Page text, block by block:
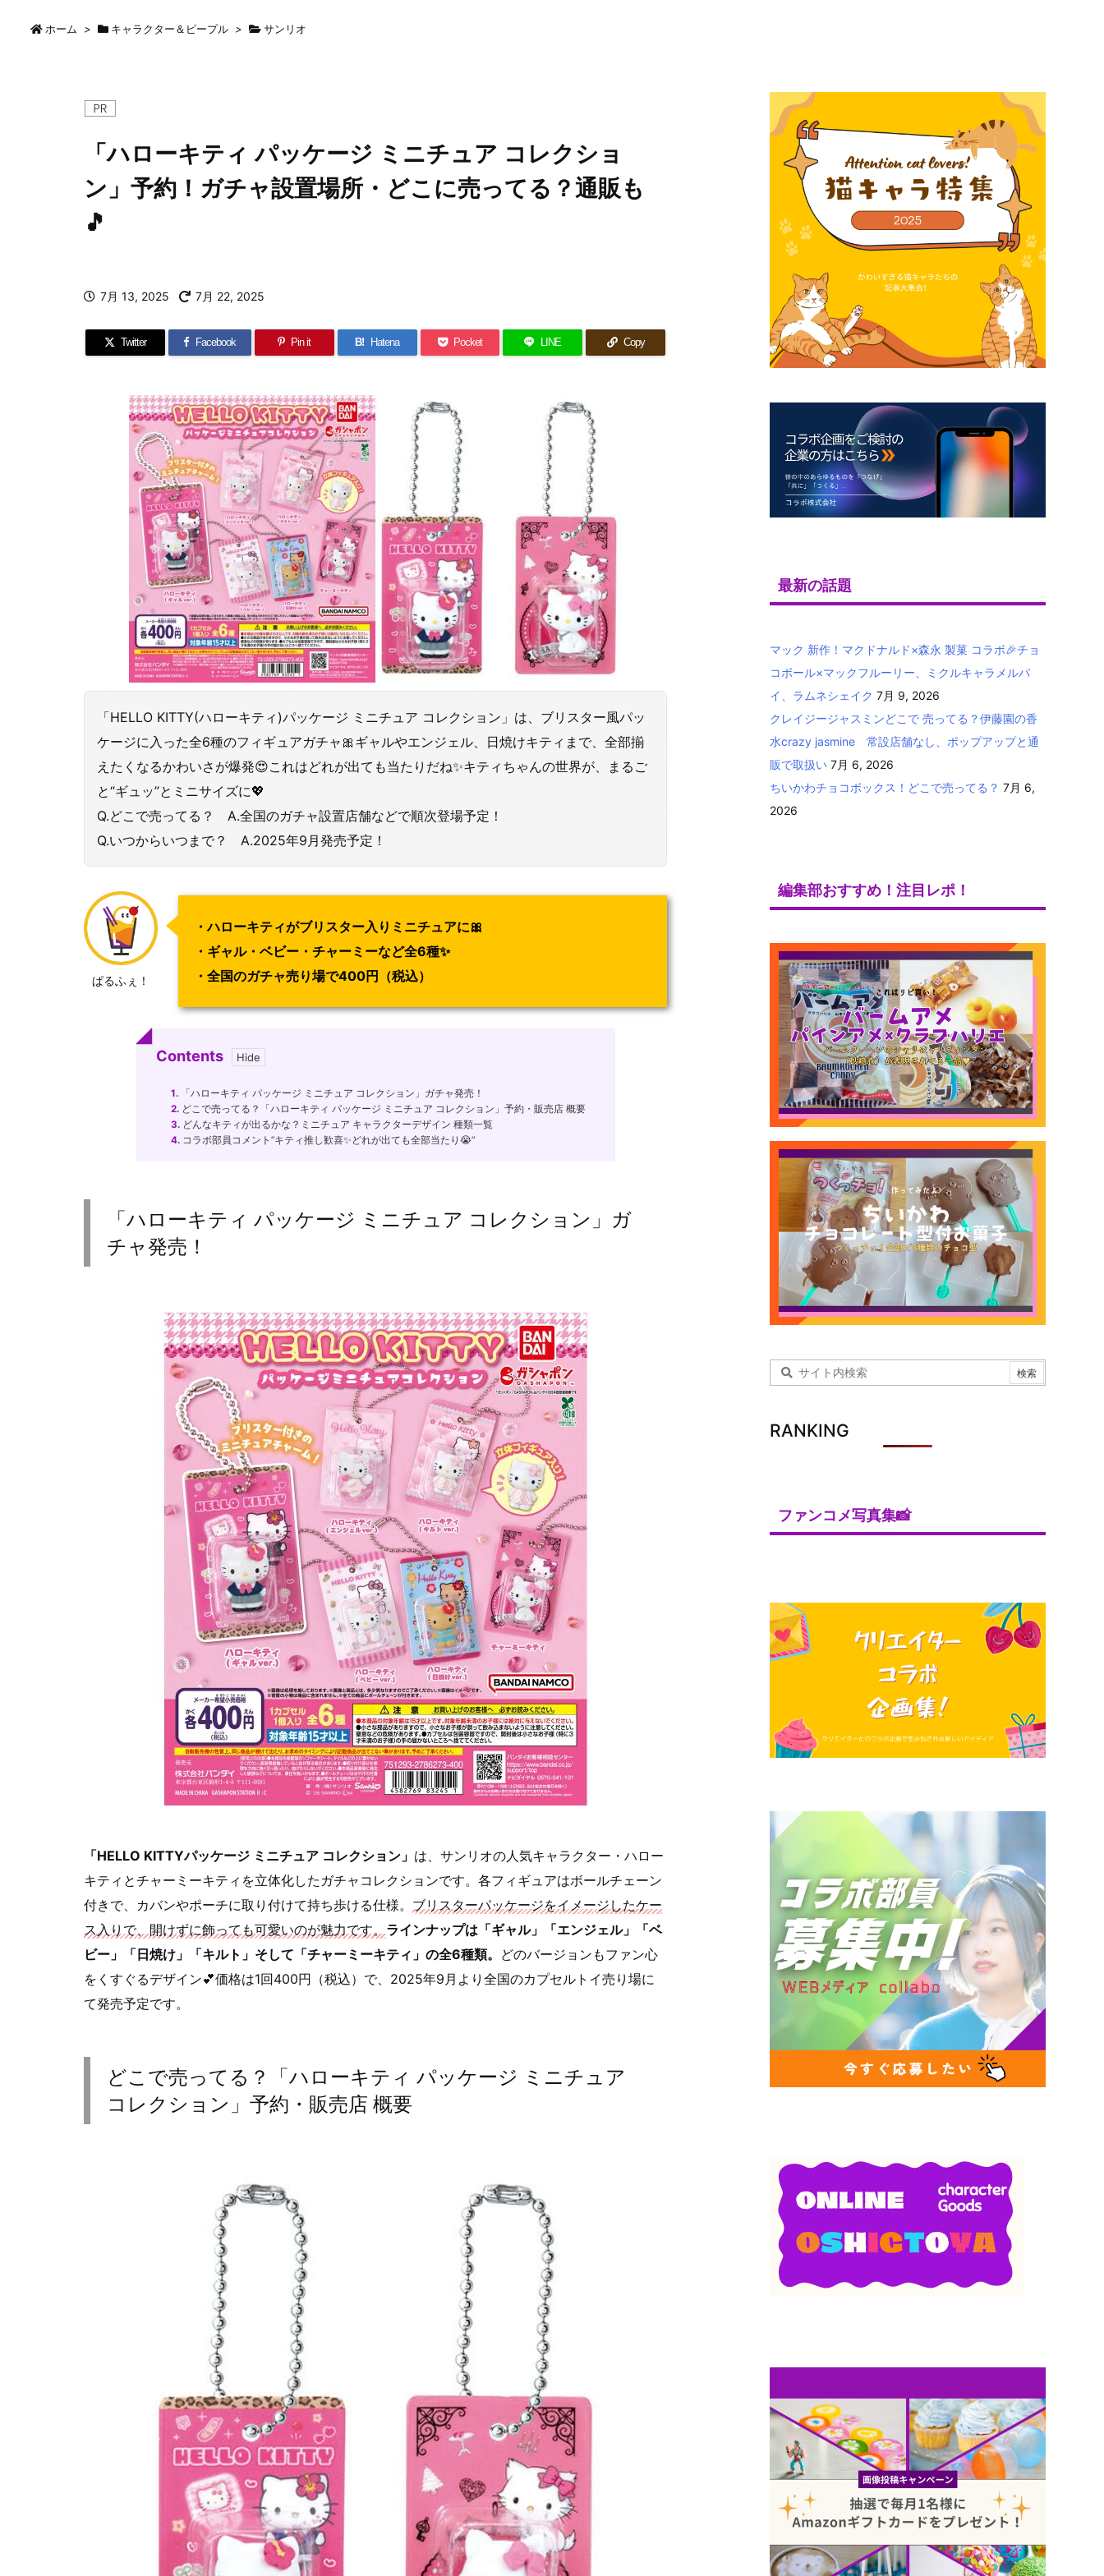
ホーム > キャラクター＆ピープル > サンリオ
「ハローキティ パッケージ ミニチュア コレクショ
ン」予約！ガチャ設置場所・どこに売ってる？通販も
🎵
7月 13, 2025 7月 22, 2025
Twitter Facebook Pin it B! Hatena Pocket LINE Copy
「HELLO KITTY(ハローキティ)パッケージ ミニチュア コレクション」は、ブリスター風パッ
ケージに入った全6種のフィギュアガチャ🎀ギャルやエンジェル、日焼けキティまで、全部揃
えたくなるかわいさが爆発😍これはどれが出ても当たりだね✨キティちゃんの世界が、まるご
と“ギュッ”とミニサイズに💖
Q.どこで売ってる？ A.全国のガチャ設置店舗などで順次登場予定！
Q.いつからいつまで？ A.2025年9月発売予定！
ぱるふぇ！
・ハローキティがブリスター入りミニチュアに🎀
・ギャル・ベビー・チャーミーなど全6種✨
・全国のガチャ売り場で400円（税込）
Contents
1.「ハローキティ パッケージ ミニチュア コレクション」ガチャ発売！
2.どこで売ってる？「ハローキティ パッケージ ミニチュア コレクション」予約・販売店 概要
3.どんなキティが出るかな？ミニチュア キャラクターデザイン 種類一覧
4.コラボ部員コメント”キティ推し歓喜✨どれが出ても全部当たり😭”
「ハローキティ パッケージ ミニチュア コレクション」ガ
チャ発売！
「HELLO KITTYパッケージ ミニチュア コレクション」 は、サンリオの人気キャラクター・ハロー
キティとチャーミーキティを立体化したガチャコレクションです。各フィギュアはボールチェーン
付きで、カバンやポーチに取り付けて持ち歩ける仕様。 ブリスターパッケージをイメージしたケー
ス入りで、開けずに飾っても可愛いのが魅力です。ラインナップは「ギャル」「エンジェル」「ベ
ビー」「日焼け」「キルト」そして「チャーミーキティ」の全6種類。 どのバージョンもファン心
をくすぐるデザイン💕価格は1回400円（税込）で、2025年9月より全国のカプセルトイ売り場に
て発売予定です。
どこで売ってる？「ハローキティ パッケージ ミニチュア
コレクション」予約・販売店 概要
最新の話題
マック 新作！マクドナルド×森永 製菓 コラボ🎉チョ
コボール×マックフルーリー、ミクルキャラメルパ
イ、ラムネシェイク 7月 9, 2026
クレイジージャスミンどこで 売ってる？伊藤園の香
水crazy jasmine 常設店舗なし、ポップアップと通
販で取扱い 7月 6, 2026
ちいかわチョコボックス！どこで売ってる？ 7月 6,
2026
編集部おすすめ！注目レポ！
RANKING
ファンコメ写真集📸